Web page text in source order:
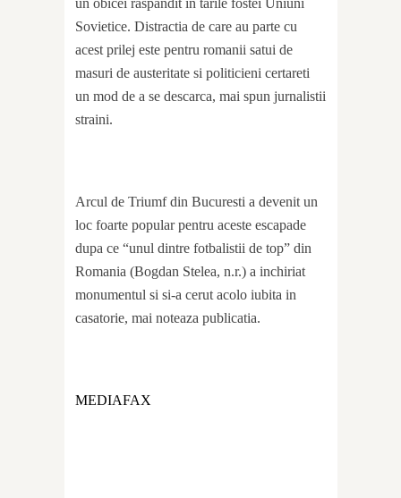
Sovietice. Distractia de care au parte cu
acest prilej este pentru romanii satui de
masuri de austeritate si politicieni certareti
un mod de a se descarca, mai spun jurnalistii
straini.
Arcul de Triumf din Bucuresti a devenit un
loc foarte popular pentru aceste escapade
dupa ce “unul dintre fotbalistii de top” din
Romania (Bogdan Stelea, n.r.) a inchiriat
monumentul si si-a cerut acolo iubita in
casatorie, mai noteaza publicatia.
MEDIAFAX